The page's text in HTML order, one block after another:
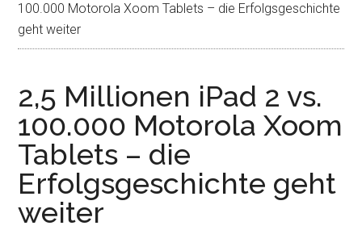
100.000 Motorola Xoom Tablets – die Erfolgsgeschichte
geht weiter
2,5 Millionen iPad 2 vs.
100.000 Motorola Xoom
Tablets – die
Erfolgsgeschichte geht
weiter